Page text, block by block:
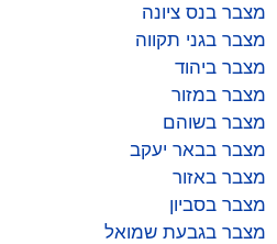
מצבר בנס ציונה
מצבר בגני תקווה
מצבר ביהוד
מצבר במזור
מצבר בשוהם
מצבר בבאר יעקב
מצבר באזור
מצבר בסביון
מצבר בגבעת שמואל